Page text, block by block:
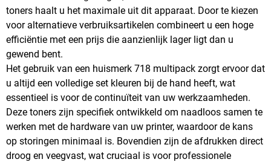
toners haalt u het maximale uit dit apparaat. Door te kiezen
voor alternatieve verbruiksartikelen combineert u een hoge
efficiëntie met een prijs die aanzienlijk lager ligt dan u
gewend bent.
Het gebruik van een huismerk 718 multipack zorgt ervoor dat
u altijd een volledige set kleuren bij de hand heeft, wat
essentieel is voor de continuïteit van uw werkzaamheden.
Deze toners zijn specifiek ontwikkeld om naadloos samen te
werken met de hardware van uw printer, waardoor de kans
op storingen minimaal is. Bovendien zijn de afdrukken direct
droog en veegvast, wat cruciaal is voor professionele